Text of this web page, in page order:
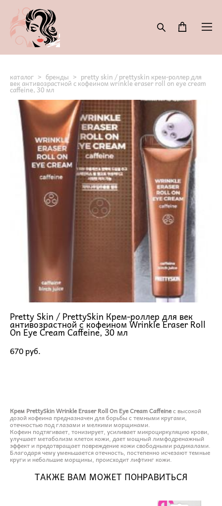
каталог > бренды > pretty skin / prettyskin крем-роллер для
век антивозрастной с кофеином wrinkle eraser roll on eye cream
caffeine, 30 мл
Pretty Skin / PrettySkin Крем-роллер для век
антивозрастной с кофеином Wrinkle Eraser Roll
On Eye Cream Caffeine, 30 мл
670 pуб.
Крем PrettySkin Wrinkle Eraser Roll On Eye Cream Caffeineс высокой
дозой кофеина предназначен для борьбы с темными кругами,
отечностью под глазами и мелкими морщинами.
Кофеин подтягивает, тонизирует, усиливает микроциркуляцию крови,
улучшает метаболизм клеток кожи, дает мощный лимфодренажный
эффект и предотвращает повреждение кожи свободными радикалами.
Благодаря чему уменьшается отечность, постепенно исчезают темные
круги и небольшие морщины, происходит лифтинг кожи.
ТАКЖЕ ВАМ МОЖЕТ ПОНРАВИТЬСЯ